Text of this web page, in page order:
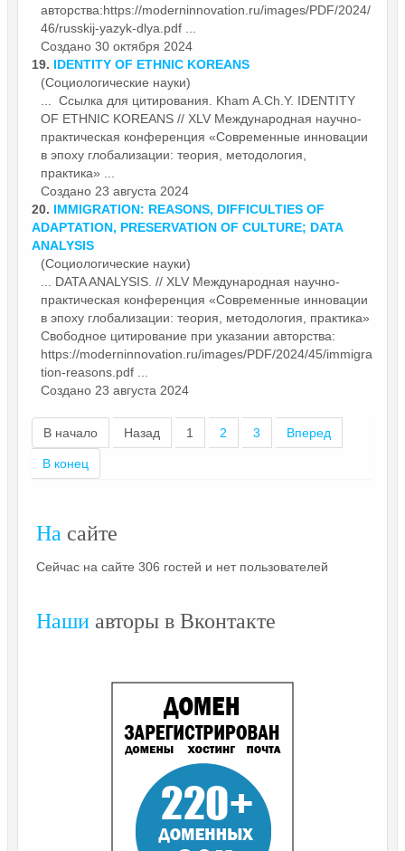
авторства:https://moderninnovation.ru/images/PDF/2024/
46/russkij-yazyk-dlya.pdf ...
Создано 30 октября 2024
19. IDENTITY OF ETHNIC KOREANS
(Социологические науки)
... Ссылка для цитирования. Kham A.Ch.Y. IDENTITY
OF ETHNIC KOREANS // XLV Международная научно-
практическая конференция «Современные инновации
в эпоху глобализации: теория, методология,
практика» ...
Создано 23 августа 2024
20. IMMIGRATION: REASONS, DIFFICULTIES OF
ADAPTATION, PRESERVATION OF CULTURE; DATA
ANALYSIS
(Социологические науки)
... DATA ANALYSIS. // XLV Международная научно-
практическая конференция «Современные инновации
в эпоху глобализации: теория, методология, практика»
Свободное цитирование при указании авторства:
https://moderninnovation.ru/images/PDF/2024/45/immigra
tion-reasons.pdf ...
Создано 23 августа 2024
В начало Назад 1 2 3 Вперед
В конец
На сайте
Сейчас на сайте 306 гостей и нет пользователей
Наши авторы в Вконтакте